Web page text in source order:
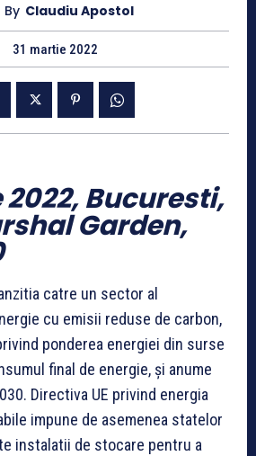
By Claudiu Apostol
31 martie 2022
2022, Bucuresti,
Garden,
catre un sector al
cu emisii reduse de carbon,
ponderea energiei din surse
final de energie, și anume
Directiva UE privind energia
impune de asemenea statelor
instalatii de stocare pentru a